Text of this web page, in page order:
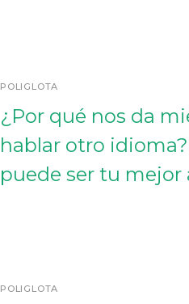
POLIGLOTA
¿Por qué nos da
hablar otro
puede ser tu mejor
POLIGLOTA